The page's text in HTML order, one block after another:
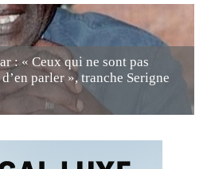
: « Ceux qui ne sont pas
parler », tranche Serigne